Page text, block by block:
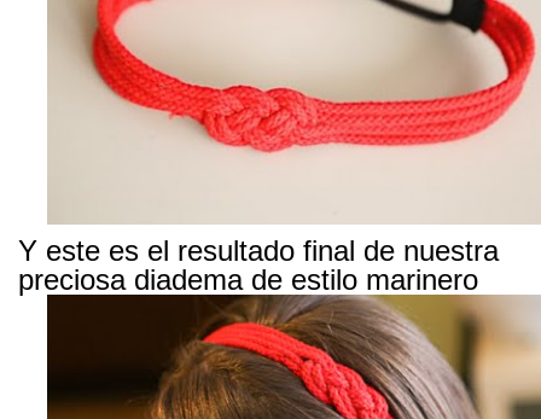
Y este es el resultado final de nuestra
preciosa diadema de estilo marinero